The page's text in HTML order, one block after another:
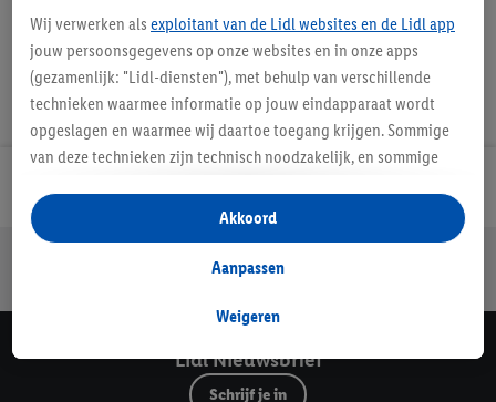
Veilig winkelen
Lidl Nieuwsbrief
Schrijf je in
Wij verwerken als exploitant van de Lidl websites en de Lidl app
jouw persoonsgegevens op onze websites en in onze apps
(gezamenlijk: "Lidl-diensten"), met behulp van verschillende
technieken waarmee informatie op jouw eindapparaat wordt
opgeslagen en waarmee wij daartoe toegang krijgen. Sommige
van deze technieken zijn technisch noodzakelijk, en sommige
opslaan van voorkeursinstellingen, het verzamelen en
analyseren van statistieken of voor het tonen van
gepersonaliseerde reclame binnen en buiten de Lidl-diensten.
gegevens over jouw aankoopgedrag in de winkel ook voor de
Als je hier toestemming geeft aan ons voor het personaliseren
van reclame en als je vervolgens een Lidl Plus-account
Weigeren
Aanpassen
Akkoord